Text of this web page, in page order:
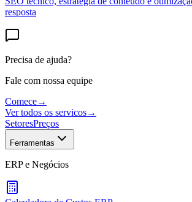
resposta
Precisa de ajuda?
Fale com nossa equipe
Comece→
Ver todos os servicos→
SetoresPreços
Ferramentas
ERP e Negócios